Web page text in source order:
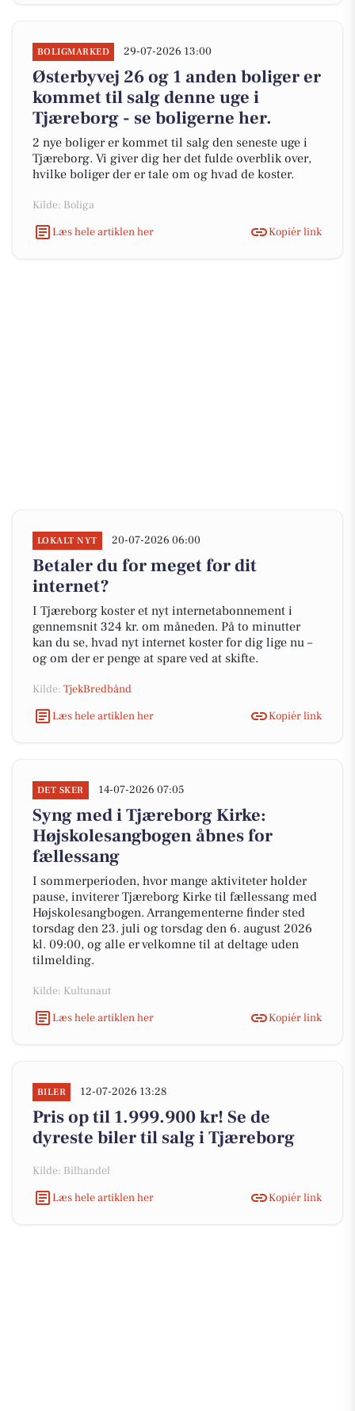
BOLIGMARKED 29-07-2026 13:00
Østerbyvej 26 og 1 anden boliger er
kommet til salg denne uge i
Tjæreborg - se boligerne her.
2 nye boliger er kommet til salg den seneste uge i
Tjæreborg. Vi giver dig her det fulde overblik over,
hvilke boliger der er tale om og hvad de koster.
Kilde: Boliga
Læs hele artiklen her
Kopiér link
LOKALT NYT 20-07-2026 06:00
Betaler du for meget for dit
internet?
I Tjæreborg koster et nyt internetabonnement i
gennemsnit 324 kr. om måneden. På to minutter
kan du se, hvad nyt internet koster for dig lige nu –
og om der er penge at spare ved at skifte.
Kilde: TjekBredbånd
Læs hele artiklen her
Kopiér link
DET SKER 14-07-2026 07:05
Syng med i Tjæreborg Kirke:
Højskolesangbogen åbnes for
fællessang
I sommerperioden, hvor mange aktiviteter holder
pause, inviterer Tjæreborg Kirke til fællessang med
Højskolesangbogen. Arrangementerne finder sted
torsdag den 23. juli og torsdag den 6. august 2026
kl. 09:00, og alle er velkomne til at deltage uden
tilmelding.
Kilde: Kultunaut
Læs hele artiklen her
Kopiér link
BILER 12-07-2026 13:28
Pris op til 1.999.900 kr! Se de
dyreste biler til salg i Tjæreborg
Kilde: Bilhandel
Læs hele artiklen her
Kopiér link